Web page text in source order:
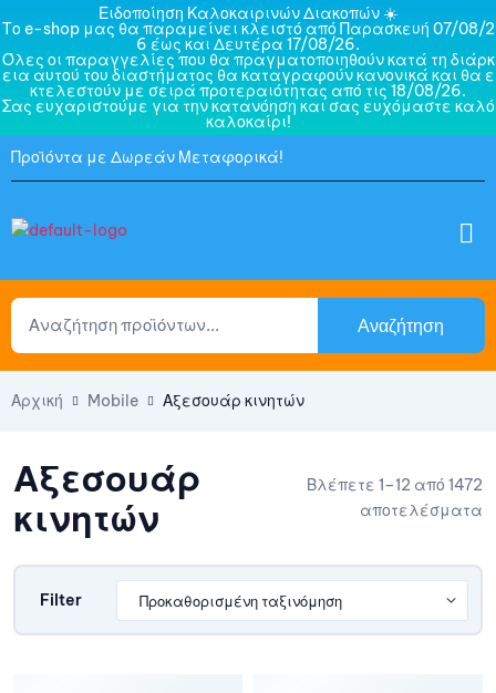
Ειδοποίηση Καλοκαιρινών Διακοπών ☀️
Το e-shop μας θα παραμείνει κλειστό από Παρασκευή 07/08/2
6 έως και Δευτέρα 17/08/26.
Όλες οι παραγγελίες που θα πραγματοποιηθούν κατά τη διάρκ
εια αυτού του διαστήματος θα καταγραφούν κανονικά και θα ε
κτελεστούν με σειρά προτεραιότητας από τις 18/08/26.
Σας ευχαριστούμε για την κατανόηση και σας ευχόμαστε καλό
καλοκαίρι!
Προϊόντα με Δωρεάν Μεταφορικά!
Αναζήτηση
Αρχική Mobile Αξεσουάρ κινητών
Αξεσουάρ
κινητών
Βλέπετε 1–12 από 1472
αποτελέσματα
Filter